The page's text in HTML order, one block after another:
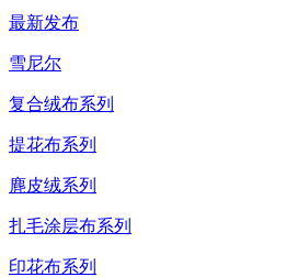
最新发布
雪尼尔
复合绒布系列
提花布系列
麂皮绒系列
扎毛涂层布系列
印花布系列